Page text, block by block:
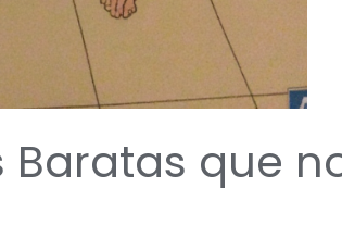
que